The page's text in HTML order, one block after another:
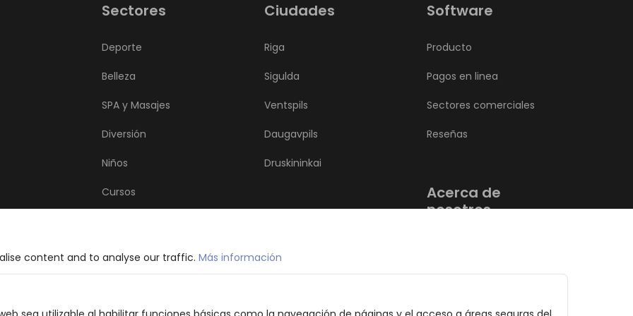
content and to analyse our traffic. Más información
Sectores
Deporte
Belleza
SPA y Masajes
Diversión
Niños
Cursos
Salud
Otros Servicios
Ciudades
Riga
Sigulda
Ventspils
Daugavpils
Druskininkai
Software
Producto
Pagos en linea
Sectores comerciales
Reseñas
Acerca de
nosotros
Contacto